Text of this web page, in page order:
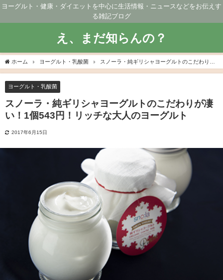
ヨーグルト・健康・ダイエットを中心に生活情報・ニュースなどをお伝えす
る雑記ブログ
え、まだ知らんの？
ホーム ヨーグルト・乳酸菌
スノーラ・純ギリシャヨーグルトのこだわりが
凄い！1個543円！リッチな大人のヨーグルト
ヨーグルト・乳酸菌
スノーラ・純ギリシャヨーグルトのこだわりが凄
い！1個543円！リッチな大人のヨーグルト
2017年6月15日